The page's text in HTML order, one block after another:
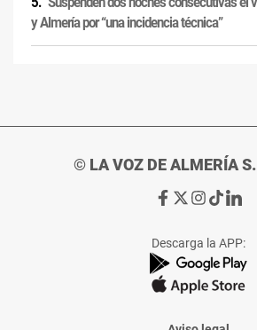
y Almería por “una incidencia técnica”
© LA VOZ DE ALMERÍA
Ir
de
La
Voz
Almería
Ir
de
La
Voz
Almería
Ir
de
La
Voz
Almería
Ir
de
La
Voz
Ir
de
La
Voz
Descarga la APP: